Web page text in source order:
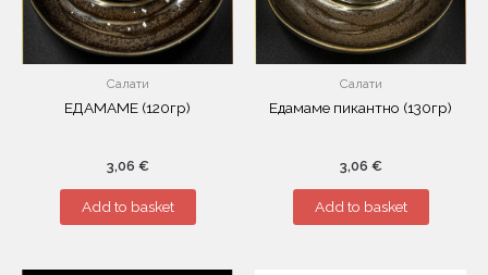
Салати
ЕДАМАМЕ (120гр)
3,06 €
Add to basket
Салати
Едамаме пикантно (130гр)
3,06 €
Add to basket